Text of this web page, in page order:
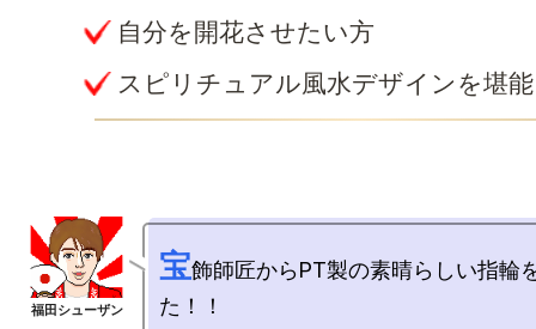
自分を開花させたい方
スピリチュアル風水デザインを堪
宝飾師匠からPT製の素晴らしい指輪
た！！